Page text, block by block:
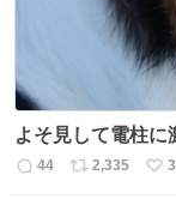
よそ見して電柱に
返
44
リ
2,335
い